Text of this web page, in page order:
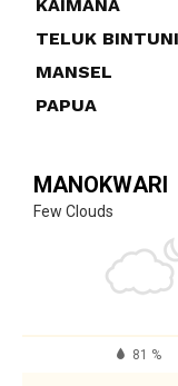
KAIMANA
TELUK BINTUNI
MANSEL
PAPUA
MANOKWARI
Few Clouds
81 %